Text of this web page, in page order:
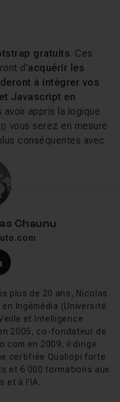
gratuits. Ces
d'acquérir les
à intégrer vos
Javascript en
avoir appris la logique
vous serez en mesure
conséquentes avec
Chaunu
X (twitter) de
LinkedIn de
plus de 20 ans, Nicolas
Ingémédia (Université
et Intelligence
2005, co-fondateur de
en 2009, il dirige
certifiée Qualiopi forte
et 6 000 formations aux
et à l'IA.